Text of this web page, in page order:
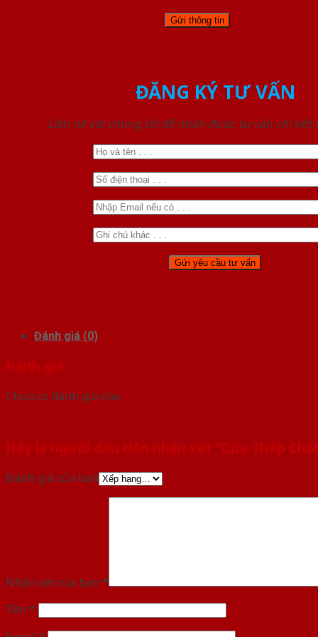
ĐĂNG KÝ TƯ VẤN
Liên hệ với chúng tôi để nhận được tư vấn chi tiết
Đánh giá (0)
Đánh giá
Chưa có đánh giá nào.
Hãy là người đầu tiên nhận xét “Cửa Thép
Đánh giá của bạn
Nhận xét của bạn *
Tên *